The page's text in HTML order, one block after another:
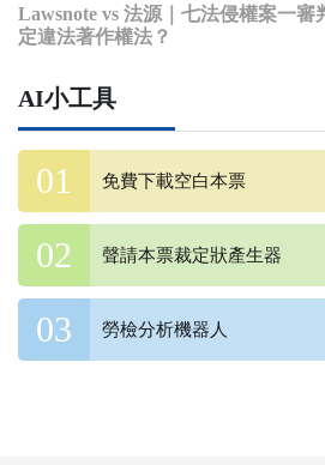
Lawsnote vs 法源｜七法侵權案一
定違法著作權法？
AI小工具
免費下載空白本票
聲請本票裁定狀產生器
勞檢分析機器人